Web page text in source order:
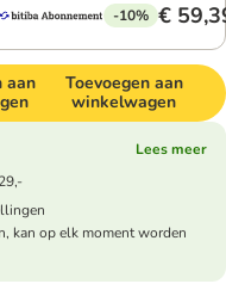
-10% €
aan
Toevoegen aan
winkelwagen
Lees meer
kan op elk moment worden